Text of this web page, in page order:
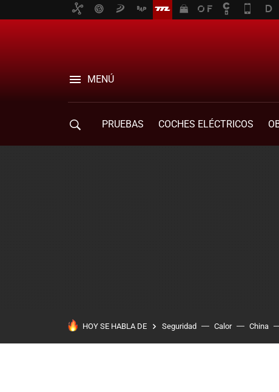
MENÚ
PRUEBAS COCHES ELÉCTRICOS
HOY SE HABLA DE Seguridad Calor China